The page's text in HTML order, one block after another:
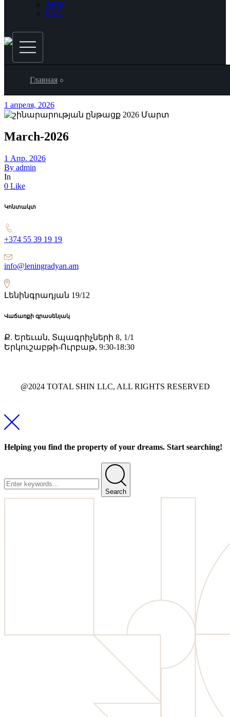
ARM
ENG
Главная
1 апреля, 2026
March-2026
1 Апр. 2026
By admin
In
0 Like
Կոնտակտ
+374 55 39 19 19
info@leningradyan.am
Լենինգրադյան 19/12
Վաճառքի գրասենյակ
Ք. Երեւան, Տպագրիչների 8, 1/1
Երկուշաբթի-Ուրբաթ, 9:30-18:30
@2024 TOTAL SHIN LLC, ALL RIGHTS RESERVED
Helping you find the property of your dreams. Start searching!
Search